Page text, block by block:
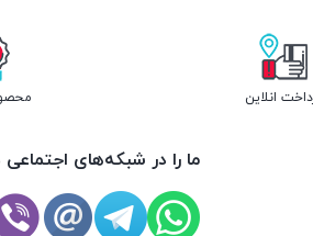
انلاین
ما را در شبکه‌های اجتماعی